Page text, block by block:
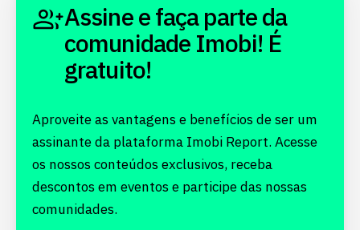
Assine e faça parte da
comunidade Imobi! É
gratuito!
Aproveite as vantagens e benefícios de ser um
assinante da plataforma Imobi Report. Acesse
os nossos conteúdos exclusivos, receba
descontos em eventos e participe das nossas
comunidades.